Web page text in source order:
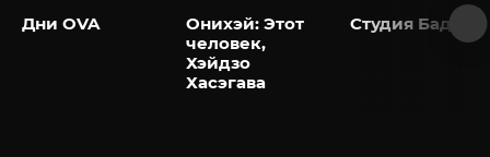
Дни OVA
Онихэй: Этот
человек,
Хэйдзо
Хасэгава
Студия Бадзя